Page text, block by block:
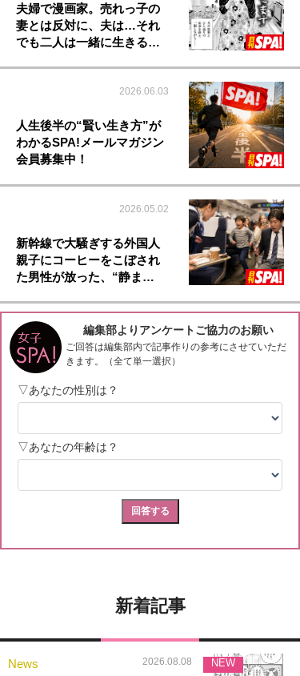
夫婦で漫画家。売れっ子の
妻とは反対に、夫は…それ
でも二人は一緒に生きる…
2026.06.03
人生後半の“賢い生き方”が
わかるSPA!メールマガジン
会員募集中！
2026.05.02
新幹線で大騒ぎする外国人
親子にコーヒーをこぼされ
た男性が放った、“静ま…
新着記事
News 2026.08.08 NEW